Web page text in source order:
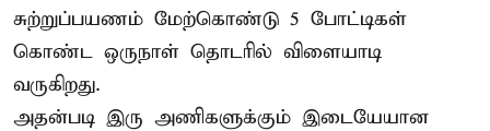
சுற்றுப்பயணம் மேற்கொண்டு 5 போட்டிகள்
கொண்ட ஒருநாள் தொடரில் விளையாடி
வருகிறது.
அதன்படி இரு அணிகளுக்கும் இடையேயான